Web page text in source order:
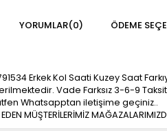
YORUMLAR(0) ÖDEME
Erkek Kol Saati Kuzey Saat
Vade Farksız 3-6-9 Taksit
Whatsapptan iletişime geçiniz..
MÜŞTERİLERİMİZ